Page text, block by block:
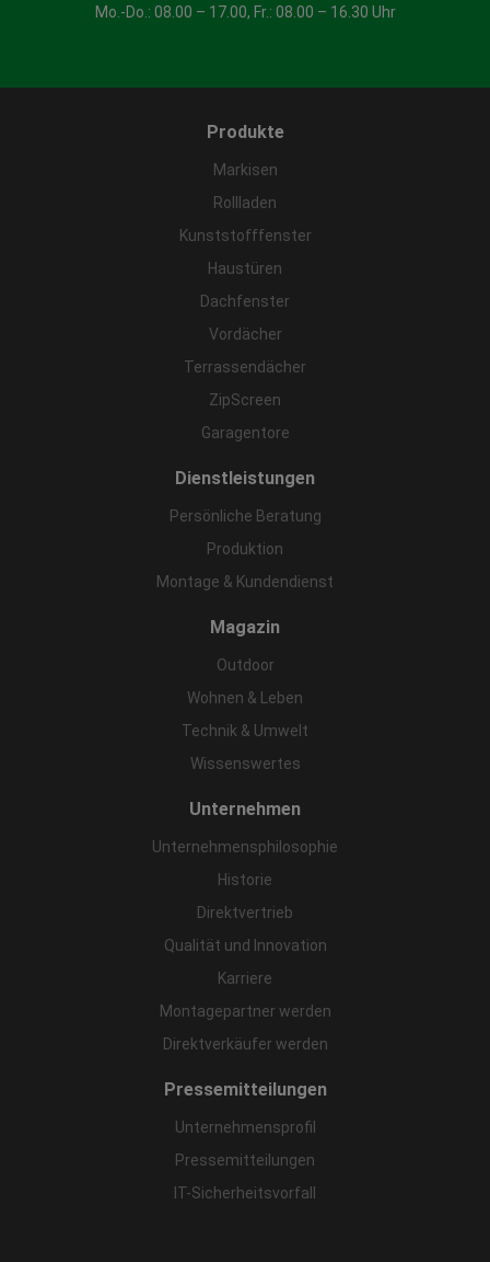
Mo.-Do.: 08.00 – 17.00, Fr.: 08.00 – 16.30 Uhr
Produkte
Markisen
Rollladen
Kunststofffenster
Haustüren
Dachfenster
Vordächer
Terrassendächer
ZipScreen
Garagentore
Dienstleistungen
Persönliche Beratung
Produktion
Montage & Kundendienst
Magazin
Outdoor
Wohnen & Leben
Technik & Umwelt
Wissenswertes
Unternehmen
Unternehmensphilosophie
Historie
Direktvertrieb
Qualität und Innovation
Karriere
Montagepartner werden
Direktverkäufer werden
Pressemitteilungen
Unternehmensprofil
Pressemitteilungen
IT-Sicherheitsvorfall
Details anzeigen